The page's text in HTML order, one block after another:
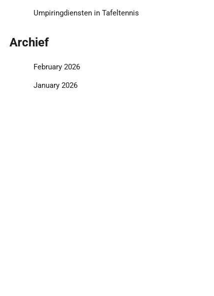
Umpiringdiensten in Tafeltennis
Archief
February 2026
January 2026